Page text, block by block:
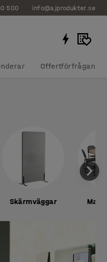
500 info@ajprodukter.se
Offertförfrågan
Skärmväggar